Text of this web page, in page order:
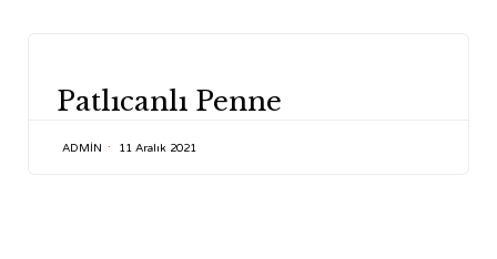
Patlıcanlı Penne
ADMIN 11 Aralık 2021